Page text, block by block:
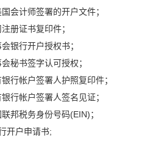
会计师签署的开户文件；
册证书复印件；
银行开户授权书；
秘书签字认可授权；
行帐户签署人护照复印件；
行帐户签署人签名见证；
邦税务身份号码(EIN)；
开户申请书;